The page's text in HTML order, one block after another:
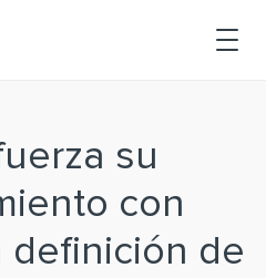
su
con
definición de